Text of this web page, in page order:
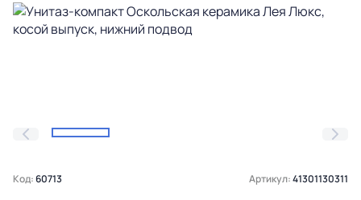
Код:60713 Артикул:41301130311